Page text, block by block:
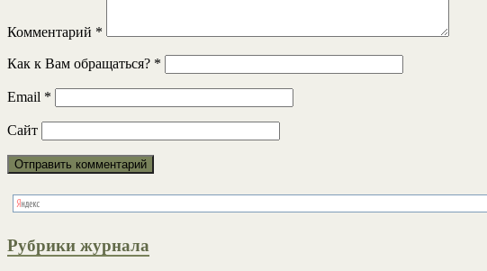
Комментарий *
Как к Вам обращаться? *
Email *
Сайт
Рубрики журнала